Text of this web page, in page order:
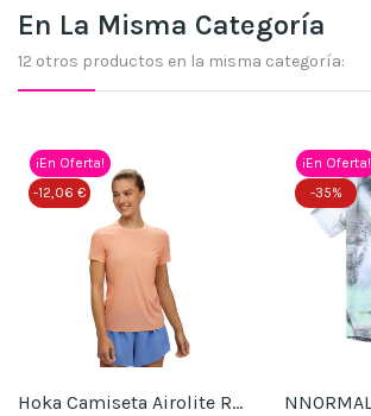
En La Misma Categoría
12 otros productos en la misma categoría:
-12,06 €
¡En Oferta!
Hoka Camiseta Airolite Run W
-35%
¡En Oferta!